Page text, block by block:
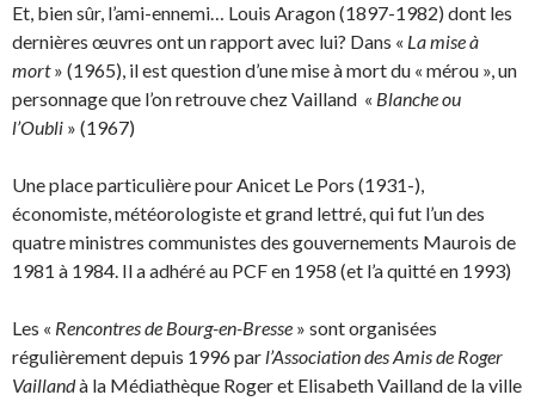
Et, bien sûr, l’ami-ennemi… Louis Aragon (1897-1982) dont les
dernières œuvres ont un rapport avec lui? Dans « La mise à
mort» (1965), il est question d’une mise à mort du « mérou », un
personnage que l’on retrouve chez Vailland « Blanche ou
l’Oubli » (1967)
Une place particulière pour Anicet Le Pors (1931-),
économiste, météorologiste et grand lettré, qui fut l’un des
quatre ministres communistes des gouvernements Maurois de
1981 à 1984. Il a adhéré au PCF en 1958 (et l’a quitté en 1993)
Les « Rencontres de Bourg-en-Bresse » sont organisées
régulièrement depuis 1996 par l’Association des Amis de Roger
Vaillandà la Médiathèque Roger et Elisabeth Vailland de la ville